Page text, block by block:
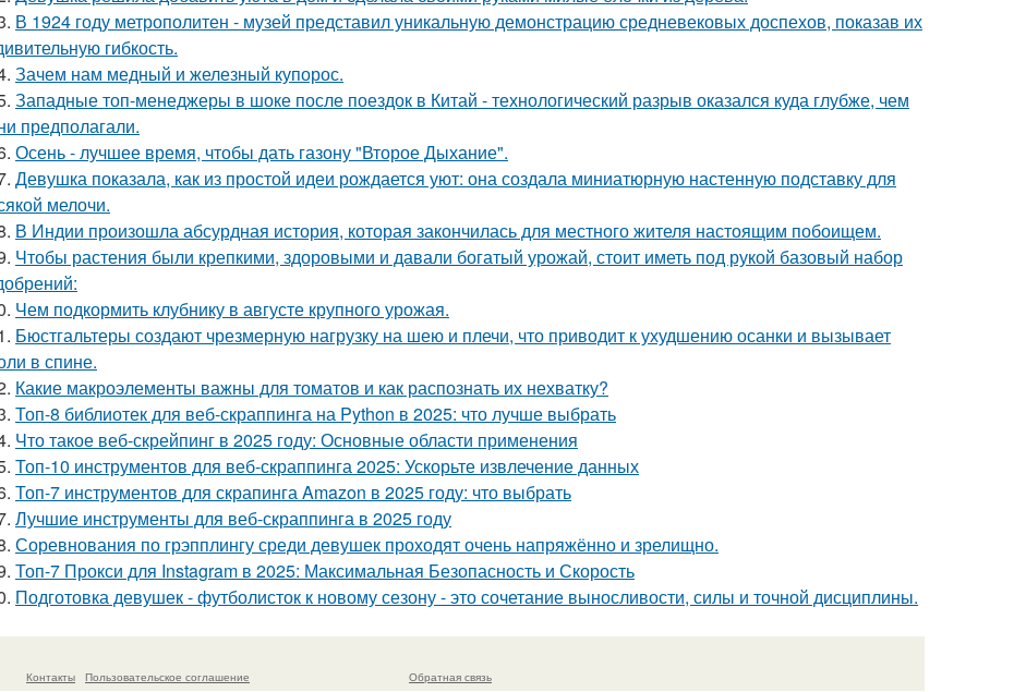
В 1924 году метрополитен - музей представил уникальную демонстрацию средневековых доспехов, показав их
гибкость.
Зачем нам медный и железный купорос.
Западные топ-менеджеры в шоке после поездок в Китай - технологический разрыв оказался куда глубже, чем
предполагали.
Осень - лучшее время, чтобы дать газону "Второе Дыхание".
Девушка показала, как из простой идеи рождается уют: она создала миниатюрную настенную подставку для
мелочи.
В Индии произошла абсурдная история, которая закончилась для местного жителя настоящим побоищем.
Чтобы растения были крепкими, здоровыми и давали богатый урожай, стоит иметь под рукой базовый набор
Чем подкормить клубнику в августе крупного урожая.
Бюстгальтеры создают чрезмерную нагрузку на шею и плечи, что приводит к ухудшению осанки и вызывает
в спине.
Какие макроэлементы важны для томатов и как распознать их нехватку?
Топ-8 библиотек для веб-скраппинга на Python в 2025: что лучше выбрать
Что такое веб-скрейпинг в 2025 году: Основные области применения
Топ-10 инструментов для веб-скраппинга 2025: Ускорьте извлечение данных
Топ-7 инструментов для скрапинга Amazon в 2025 году: что выбрать
Лучшие инструменты для веб-скраппинга в 2025 году
Соревнования по грэпплингу среди девушек проходят очень напряжённо и зрелищно.
Топ-7 Прокси для Instagram в 2025: Максимальная Безопасность и Скорость
Подготовка девушек - футболисток к новому сезону - это сочетание выносливости, силы и точной дисциплины.
Контакты Пользовательское соглашение Обратная связь